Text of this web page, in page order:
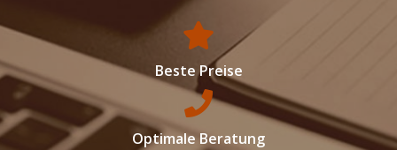
Beste Preise
Optimale Beratung